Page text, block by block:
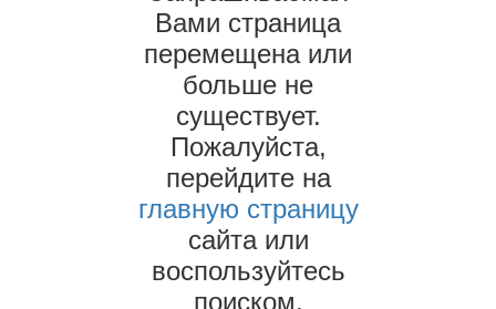
Вами страница
перемещена или
больше не
существует.
Пожалуйста,
перейдите на
главную страницу
сайта или
воспользуйтесь
поиском.